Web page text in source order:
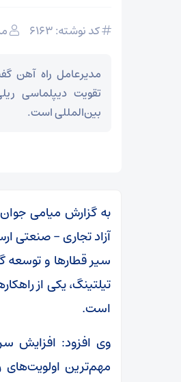
کد نوشته: 6163
مدیرعامل راه آهن
تقویت دیپلماسی
بین‌المللی است.
به گزارش میامی
آزاد تجاری – صنعتی
سیر قطارها و توسعه
تیلتینگ، یکی از
است.
وی افزود: افزایش
مهم‌ترین
عراقچی در پیامی درگذشت
تسلیت گفت